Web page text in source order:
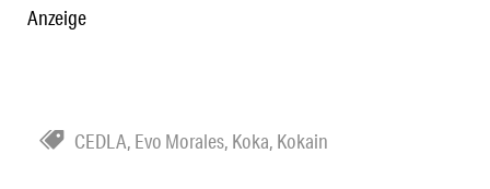
Anzeige
CEDLA, Evo Morales, Koka, Kokain